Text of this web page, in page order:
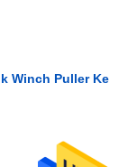
Winch Puller Ke